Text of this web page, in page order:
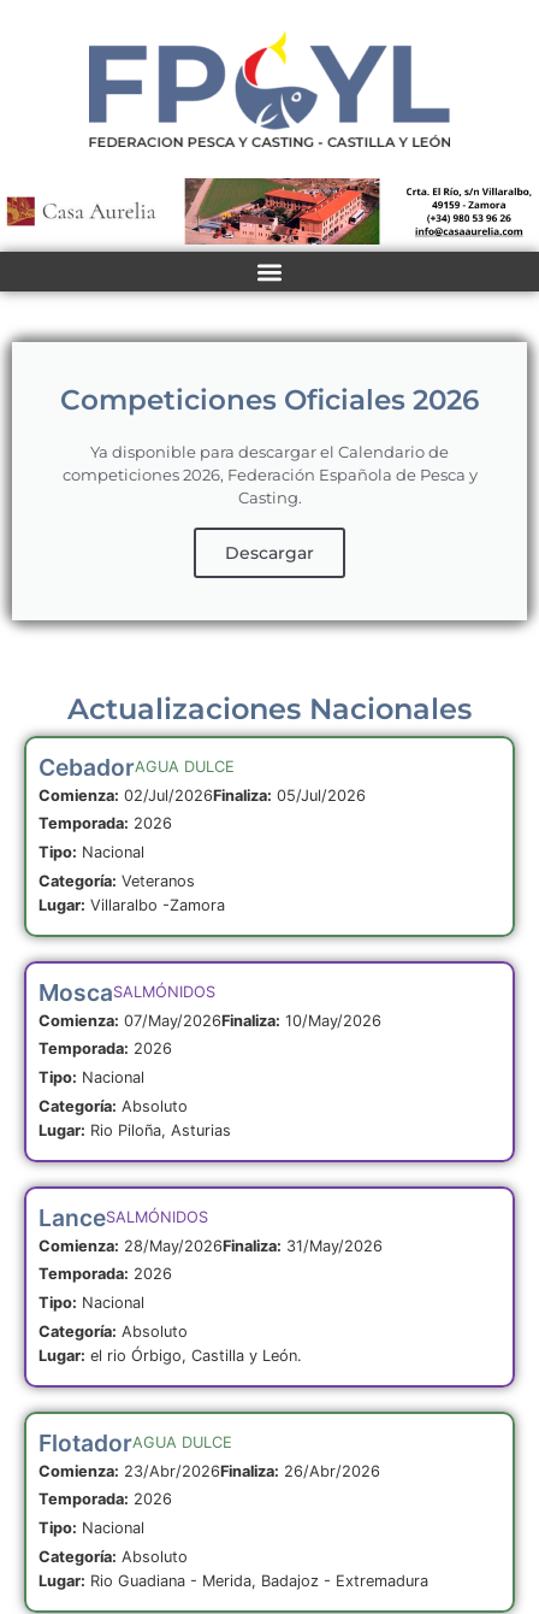
Competiciones Oficiales 2026
Ya disponible para descargar el Calendario de
competiciones 2026, Federación Española de Pesca y
Casting.
Descargar
Actualizaciones Nacionales
CebadorAGUA DULCE
Comienza: 02/Jul/2026Finaliza: 05/Jul/2026
Temporada: 2026
Tipo: Nacional
Categoría: Veteranos
Lugar: Villaralbo -Zamora
MoscaSALMÓNIDOS
Comienza: 07/May/2026Finaliza: 10/May/2026
Temporada: 2026
Tipo: Nacional
Categoría: Absoluto
Lugar: Rio Piloña, Asturias
LanceSALMÓNIDOS
Comienza: 28/May/2026Finaliza: 31/May/2026
Temporada: 2026
Tipo: Nacional
Categoría: Absoluto
Lugar: el rio Órbigo, Castilla y León.
FlotadorAGUA DULCE
Comienza: 23/Abr/2026Finaliza: 26/Abr/2026
Temporada: 2026
Tipo: Nacional
Categoría: Absoluto
Lugar: Rio Guadiana - Merida, Badajoz - Extremadura